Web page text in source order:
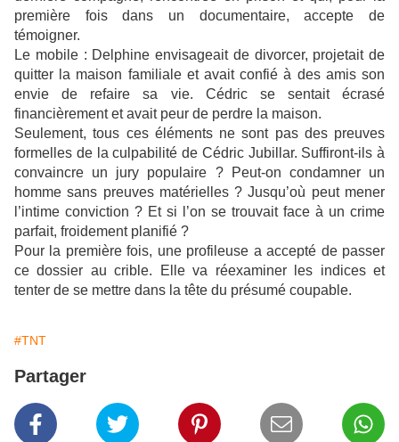
première fois dans un documentaire, accepte de
témoigner.
Le mobile : Delphine envisageait de divorcer, projetait de
quitter la maison familiale et avait confié à des amis son
envie de refaire sa vie. Cédric se sentait écrasé
financièrement et avait peur de perdre la maison.
Seulement, tous ces éléments ne sont pas des preuves
formelles de la culpabilité de Cédric Jubillar. Suffiront-ils à
convaincre un jury populaire ? Peut-on condamner un
homme sans preuves matérielles ? Jusqu’où peut mener
l’intime conviction ? Et si l’on se trouvait face à un crime
parfait, froidement planifié ?
Pour la première fois, une profileuse a accepté de passer
ce dossier au crible. Elle va réexaminer les indices et
tenter de se mettre dans la tête du présumé coupable.
#TNT
Partager